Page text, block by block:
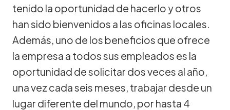
tenido la oportunidad de hacerlo y otros
han sido bienvenidos a las oficinas locales.
Además, uno de los beneficios que ofrece
la empresa a todos sus empleados es la
oportunidad de solicitar dos veces al año,
una vez cada seis meses, trabajar desde un
lugar diferente del mundo, por hasta 4